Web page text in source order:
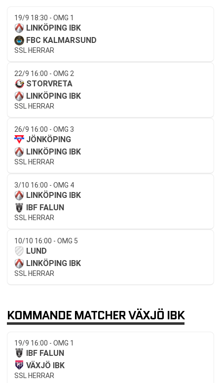
19/9 18:30 - OMG 1
LINKÖPING IBK
FBC KALMARSUND
SSL HERRAR
22/9 16:00 - OMG 2
STORVRETA
LINKÖPING IBK
SSL HERRAR
26/9 16:00 - OMG 3
JÖNKÖPING
LINKÖPING IBK
SSL HERRAR
3/10 16:00 - OMG 4
LINKÖPING IBK
IBF FALUN
SSL HERRAR
10/10 16:00 - OMG 5
LUND
LINKÖPING IBK
SSL HERRAR
KOMMANDE MATCHER VÄXJÖ IBK
19/9 16:00 - OMG 1
IBF FALUN
VÄXJÖ IBK
SSL HERRAR